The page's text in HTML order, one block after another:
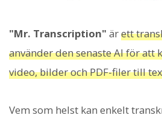
"Mr. Transcription" ärett
använder den senaste AI för att
video, bilder och PDF-filer till
Vem som helst kan enkelt